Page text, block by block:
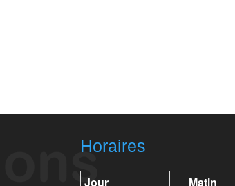
Horaires
Jour Matin